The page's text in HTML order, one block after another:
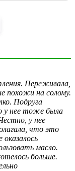
Переживала,
похожи на солому.
Подруга
у нее тоже была
у нее
что это
масло.
больше.